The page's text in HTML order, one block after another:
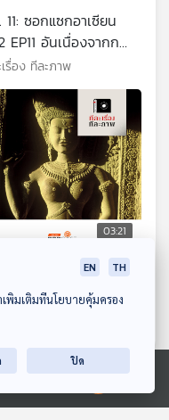
ศไทย
11: ซอกแซกอาเซียน
EP11 อันเนื่องจากก
องเดร มาลโรซ์ กับ
มรรคา ภาคจบ
เรื่อง ทีละภาพ
03:21
13: ซอกแซกอาเซียน
EP13 แฟชั่นทรงผม
รนครวัด
EN TH
เพิ่มเติมที่นโยบายคุ้มครอง
ปิด